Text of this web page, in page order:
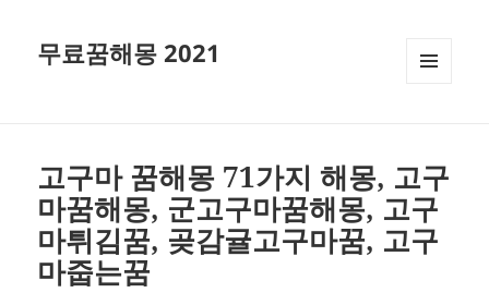
무료꿈해몽 2021
고구마 꿈해몽 71가지 해몽, 고구
마꿈해몽, 군고구마꿈해몽, 고구
마튀김꿈, 곶감귤고구마꿈, 고구
마줍는꿈